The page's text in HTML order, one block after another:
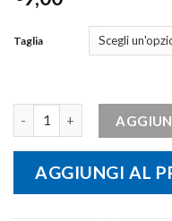
Taglia
AGGIUNGI AL